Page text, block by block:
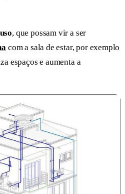
, que possam vir a ser
com a sala de estar, por exemplo
espaços e aumenta a